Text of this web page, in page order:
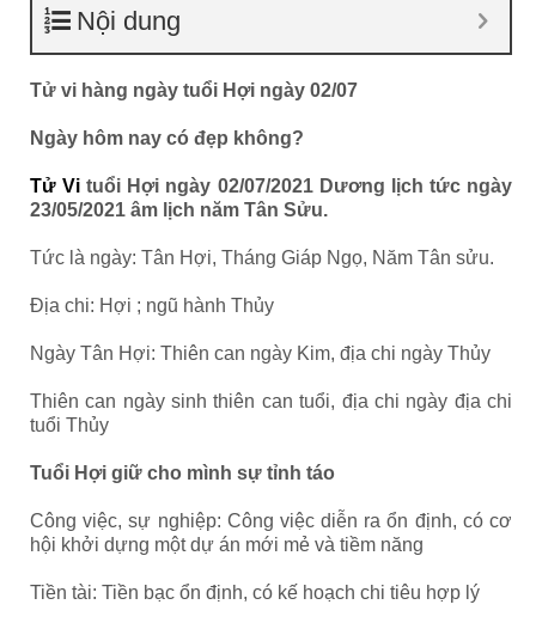
Nội dung
Tử vi hàng ngày tuổi Hợi ngày 02/07
Ngày hôm nay có đẹp không?
Tử Vi tuổi Hợi ngày 02/07/2021 Dương lịch tức ngày
23/05/2021 âm lịch năm Tân Sửu.
Tức là ngày: Tân Hợi, Tháng Giáp Ngọ, Năm Tân sửu.
Địa chi: Hợi ; ngũ hành Thủy
Ngày Tân Hợi: Thiên can ngày Kim, địa chi ngày Thủy
Thiên can ngày sinh thiên can tuổi, địa chi ngày địa chi
tuổi Thủy
Tuổi Hợi giữ cho mình sự tỉnh táo
Công việc, sự nghiệp: Công việc diễn ra ổn định, có cơ
hội khởi dựng một dự án mới mẻ và tiềm năng
Tiền tài: Tiền bạc ổn định, có kế hoạch chi tiêu hợp lý